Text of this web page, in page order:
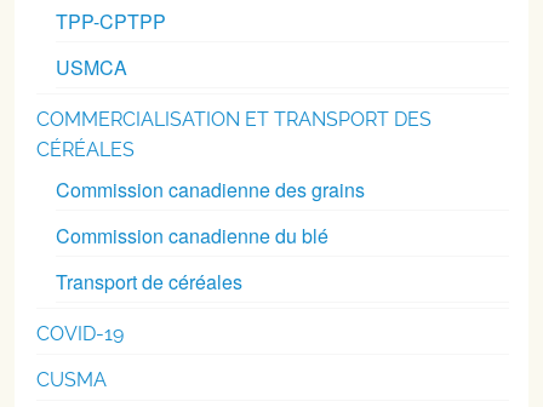
TPP-CPTPP
USMCA
COMMERCIALISATION ET TRANSPORT DES
CÉRÉALES
Commission canadienne des grains
Commission canadienne du blé
Transport de céréales
COVID-19
CUSMA